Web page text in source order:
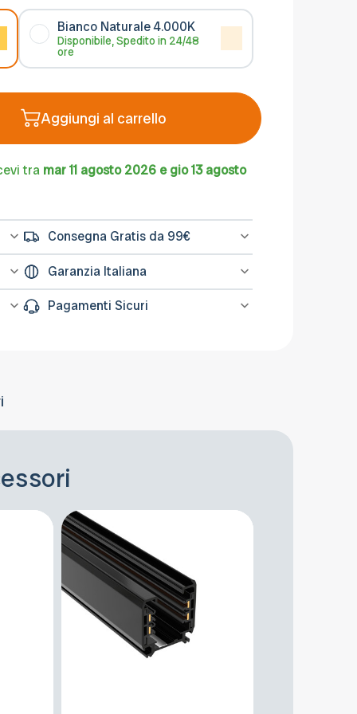
Bianco Naturale 4.000K
Disponibile, Spedito in 24/48
ore
Aggiungi al carrello
tra mar 11 agosto 2026 e gio 13 agosto
Consegna Gratis da 99€
minimo 99€
Garanzia Italiana
L’assistenza per tutti i prodotti avviene in
Italia, il nostro servizio post-vendita è a
Pagamenti Sicuri